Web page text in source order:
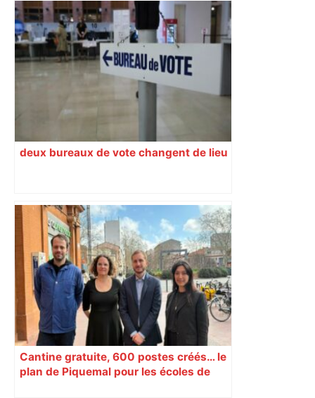
« Rien d'inquiétant » pour Guillaume
Restes, le gardien de Toulouse, après
sa sortie à Metz – L'Équipe
deux bureaux de vote changent de lieu
Cantine gratuite, 600 postes créés… le
plan de Piquemal pour les écoles de